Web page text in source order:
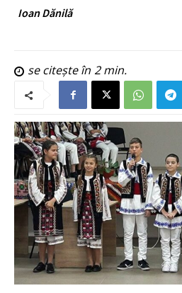
Ioan Dănilă
se citește în 2min.